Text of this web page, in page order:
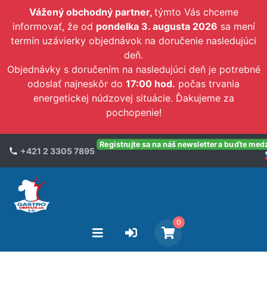
Vážený obchodný partner, týmto Vás chceme
informovať, že od pondelka 3. augusta 2026 sa mení
termín uzávierky objednávok na doručenie nasledujúci
deň.
Objednávky s doručením na nasledujúci deň je potrebné
odoslať najneskôr do 17:00 hod. počas trvania
energetickej núdzovej situácie. Ďakujeme za
pochopenie!
+421 2 3305 7895
Registrujte sa na náš newsletter a buďte
0